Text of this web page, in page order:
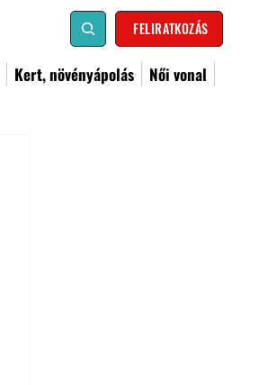
FELIRATKOZÁS
Kert, növényápolás
Női vonal